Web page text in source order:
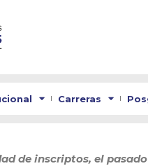
Carreras
de inscriptos, el